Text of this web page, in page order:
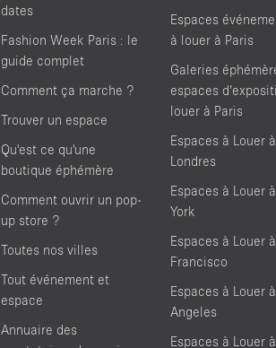
dates
Fashion Week Paris : le
guide complet
Comment ça marche ?
Trouver un espace
Qu'est ce qu'une
boutique éphémère
Comment ouvrir un pop-
up store ?
Toutes nos villes
Tout événement et
espace
Annuaire des
Espaces
à louer à Paris
Galeries
espaces
louer à Paris
Espaces à Louer à
Londres
Espaces à Louer
York
Espaces à Louer
Francisco
Espaces à Louer
Angeles
Espaces à Louer à